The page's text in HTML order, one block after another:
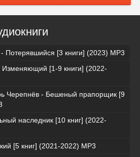
Потерявшийся [3 книги] (2023) МР3
[1-9 книги] (2022-
Черепнёв - Бешеный прапорщик [9
наследник [10 книг] (2022-
[5 книг] (2021-2022) МР3